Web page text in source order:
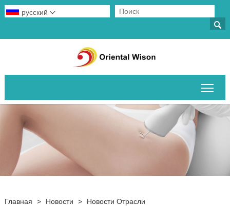

русский 
Главная > Новости > Новости Отрасли